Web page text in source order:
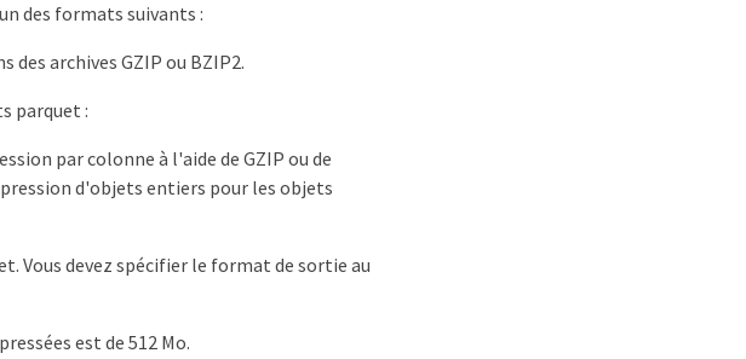
des formats suivants :
archives GZIP ou BZIP2.
parquet :
par colonne à l'aide de GZIP ou de
d'objets entiers pour les objets
Vous devez spécifier le format de sortie au
est de 512 Mo.